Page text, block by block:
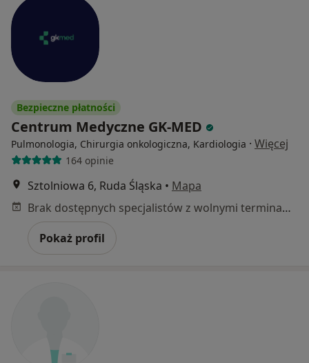
Bezpieczne płatności
Centrum Medyczne GK-MED
Pulmonologia, Chirurgia onkologiczna, Kardiologia · Więcej
164 opinie
Sztolniowa 6, Ruda Śląska • Mapa
Brak dostępnych specjalistów z wolnymi terminami w tym centrum medycznym.
Pokaż profil